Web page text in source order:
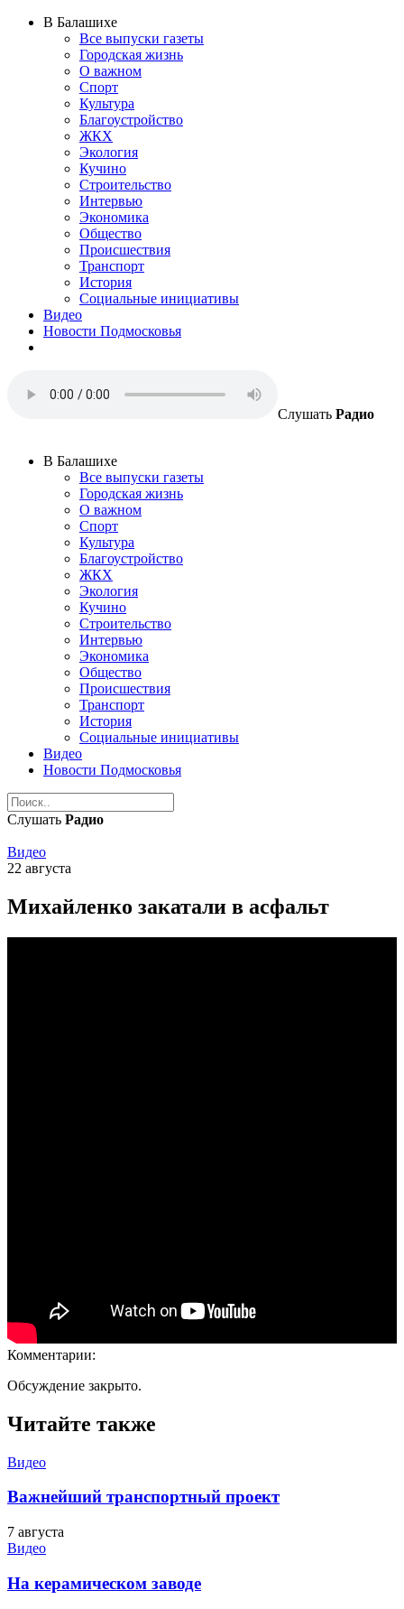
В Балашихе
Все выпуски газеты
Городская жизнь
О важном
Спорт
Культура
Благоустройство
ЖКХ
Экология
Кучино
Строительство
Интервью
Экономика
Общество
Происшествия
Транспорт
История
Социальные инициативы
Видео
Новости Подмосковья
Слушать Радио
В Балашихе
Все выпуски газеты
Городская жизнь
О важном
Спорт
Культура
Благоустройство
ЖКХ
Экология
Кучино
Строительство
Интервью
Экономика
Общество
Происшествия
Транспорт
История
Социальные инициативы
Видео
Новости Подмосковья
Слушать Радио
Видео
22 августа
Михайленко закатали в асфальт
Комментарии:
Обсуждение закрыто.
Читайте также
Видео
Важнейший транспортный проект
7 августа
Видео
На керамическом заводе